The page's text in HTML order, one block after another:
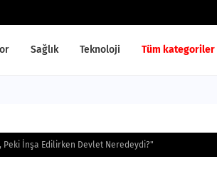
Sağlık Teknoloji Tüm kategoriler
Peki İnşa Edilirken Devlet Neredeydi?"